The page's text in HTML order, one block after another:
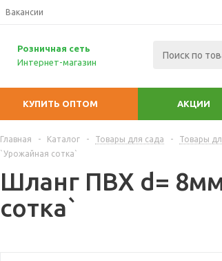
Вакансии
Розничная сеть
Интернет-магазин
КУПИТЬ ОПТОМ АКЦИИ
Главная - Каталог - Товары для сада - Товары
`Урожайная сотка`
Шланг ПВХ d=
сотка`